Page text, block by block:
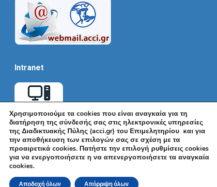
Intranet
© Εμπορικό και Βιομηχανικό Επιμελητήριο Αθηνών 2026 |
Ακαδημίας 7, ΤΚ: 10671, Αθήνα, Τηλ: +30 210 3604815, e-mail:
info@acci.gr
Χρησιμοποιούμε τα cookies που είναι αναγκαία για τη
διατήρηση της σύνδεσής σας στις ηλεκτρονικές υπηρεσίες
της Διαδικτυακής Πύλης (acci.gr) του Επιμελητηρίου και για
την αποθήκευση των επιλογών σας σε σχέση με τα
προαιρετικά cookies. Πατήστε την επιλογή ρυθμίσεις cookies
για να ενεργοποιήσετε η να απενεργοποιήσετε τα αναγκαία
cookies.
Αποδοχή όλων Απόρριψη όλων